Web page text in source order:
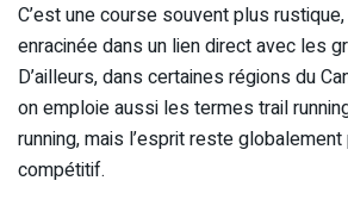
C’est une course souvent plus
enracinée dans un lien direct avec les
D’ailleurs, dans certaines régions du
on emploie aussi les termes trail
running, mais l’esprit reste
compétitif.